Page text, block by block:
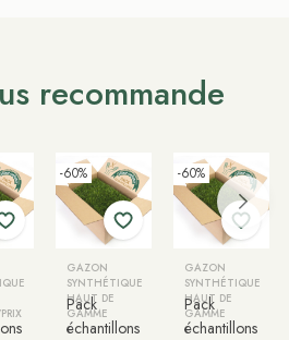
recommande
-60%
GAZON
SYNTHÉTIQUE
HAUT DE
GAMME
Pack
échantillons
-60%
GAZON
SYNTHÉTIQUE
HAUT DE
GAMME
Pack
échantillons